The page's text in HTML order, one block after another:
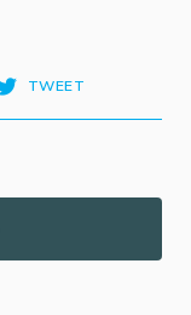
TWEET